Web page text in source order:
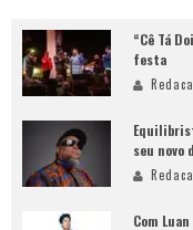
“Cê Tá
festa
seu novo
Com